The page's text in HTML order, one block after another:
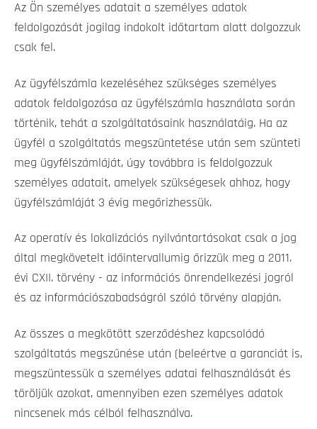
Az Ön személyes adatait a személyes adatok
feldolgozását jogilag indokolt időtartam alatt dolgozzuk
csak fel.
Az ügyfélszámla kezeléséhez szükséges személyes
adatok feldolgozása az ügyfélszámla használata során
történik, tehát a szolgáltatásaink használatáig. Ha az
ügyfél a szolgáltatás megszüntetése után sem szünteti
meg ügyfélszámláját, úgy továbbra is feldolgozzuk
személyes adatait, amelyek szükségesek ahhoz, hogy
ügyfélszámláját 3 évig megőrizhessük.
Az operatív és lokalizációs nyilvántartásokat csak a jog
által megkövetelt időintervallumig őrizzük meg a 2011.
évi CXII. törvény - az információs önrendelkezési jogról
és az információszabadságról szóló törvény alapján.
Az összes a megkötött szerződéshez kapcsolódó
szolgáltatás megszűnése után (beleértve a garanciát is,
megszüntessük a személyes adatai felhasználását és
töröljük azokat, amennyiben ezen személyes adatok
nincsenek más célból felhasználva.